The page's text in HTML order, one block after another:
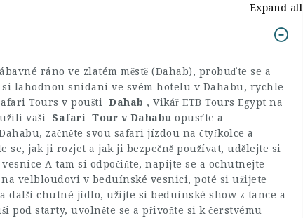
Expand all
ráno ve zlatém městě (Dahab), probuďte se a
lahodnou snídani ve svém hotelu v Dahabu, rychle
Tours v poušti Dahab , Vikář ETB Tours Egypt na
vaši Safari Tour v Dahabu opusťte a
začněte svou safari jízdou na čtyřkolce a
se, jak ji rozjet a jak ji bezpečně používat, udělejte si
A tam si odpočiňte, napijte se a ochutnejte
velbloudovi v beduínské vesnici, poté si užijete
další chutné jídlo, užijte si beduínské show z tance a
pod starty, uvolněte se a přivoňte si k čerstvému